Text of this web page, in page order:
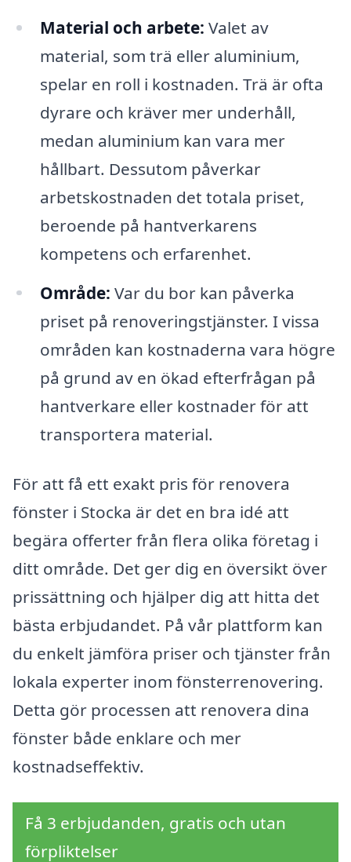
Material och arbete: Valet av
material, som trä eller aluminium,
spelar en roll i kostnaden. Trä är ofta
dyrare och kräver mer underhåll,
medan aluminium kan vara mer
hållbart. Dessutom påverkar
arbetskostnaden det totala priset,
beroende på hantverkarens
kompetens och erfarenhet.
Område: Var du bor kan påverka
priset på renoveringstjänster. I vissa
områden kan kostnaderna vara högre
på grund av en ökad efterfrågan på
hantverkare eller kostnader för att
transportera material.
För att få ett exakt pris för renovera
fönster i Stocka är det en bra idé att
begära offerter från flera olika företag i
ditt område. Det ger dig en översikt över
prissättning och hjälper dig att hitta det
bästa erbjudandet. På vår plattform kan
du enkelt jämföra priser och tjänster från
lokala experter inom fönsterrenovering.
Detta gör processen att renovera dina
fönster både enklare och mer
kostnadseffektiv.
Få 3 erbjudanden, gratis och utan
förpliktelser